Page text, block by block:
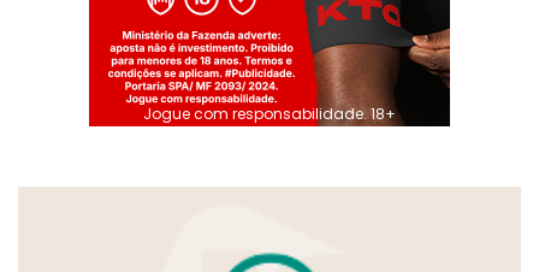
Jogue com responsabilidade. 18+